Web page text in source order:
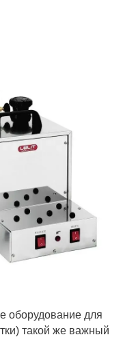
оборудование для
такой же важный